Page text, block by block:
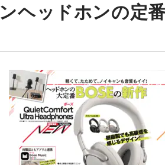
ヘッドホンの定